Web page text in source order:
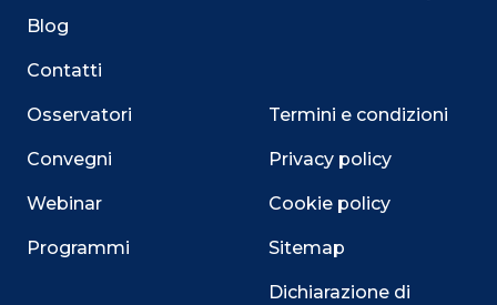
Blog
Contatti
Osservatori
Convegni
Webinar
Programmi
Termini e condizioni
Privacy policy
Cookie policy
Sitemap
Dichiarazione di